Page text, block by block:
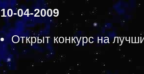
10-04-2009
Открыт конкурс на